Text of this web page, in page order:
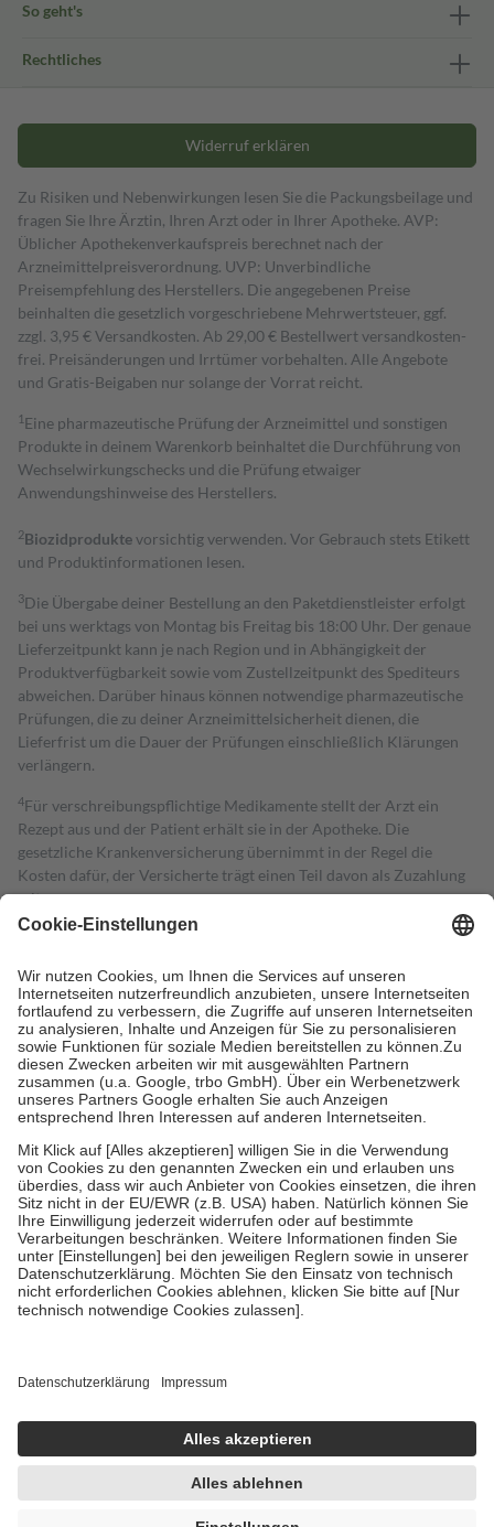
So geht's
Rechtliches
Widerruf erklären
Zu Risiken und Nebenwirkungen lesen Sie die Packungsbeilage und
fragen Sie Ihre Ärztin, Ihren Arzt oder in Ihrer Apotheke. AVP:
Üblicher Apothekenverkaufspreis berechnet nach der
Arzneimittelpreisverordnung. UVP: Unverbindliche
Preisempfehlung des Herstellers. Die angegebenen Preise
beinhalten die gesetzlich vorgeschriebene Mehrwertsteuer, ggf.
zzgl. 3,95 € Versandkosten. Ab 29,00 € Bestell­wert versand­kosten­
frei. Preisänderungen und Irrtümer vorbehalten. Alle Angebote
und Gratis-Beigaben nur solange der Vorrat reicht.
1 Eine pharmazeutische Prüfung der Arzneimittel und sonstigen
Produkte in deinem Warenkorb beinhaltet die Durchführung von
Wechselwirkungschecks und die Prüfung etwaiger
Anwendungshinweise des Herstellers.
2Biozidproduktevorsichtig verwenden. Vor Gebrauch stets Etikett
und Produktinformationen lesen.
3Die Übergabe deiner Bestellung an den Paketdienstleister erfolgt
bei uns werktags von Montag bis Freitag bis 18:00 Uhr. Der genaue
Lieferzeitpunkt kann je nach Region und in Abhängigkeit der
Produktverfügbarkeit sowie vom Zustellzeitpunkt des Spediteurs
abweichen. Darüber hinaus können notwendige pharmazeutische
Prüfungen, die zu deiner Arzneimittelsicherheit dienen, die
Lieferfrist um die Dauer der Prüfungen einschließlich Klärungen
verlängern.
4Für verschreibungspflichtige Medikamente stellt der Arzt ein
Rezept aus und der Patient erhält sie in der Apotheke. Die
gesetzliche Krankenversicherung übernimmt in der Regel die
Kosten dafür, der Versicherte trägt einen Teil davon als Zuzahlung
mit.
Grundsätzlich leisten Mitglieder Zuzahlungen in Höhe von zehn
höchstens zehn Euro.
Es sind jedoch nie mehr als die tatsächlichen
Kosten der Leistung zu entrichten.
Diese Regeln gelten grundsätzlich auch für Online-Apotheken.
Bei Heilmitteln und häuslicher Krankenpflege beträgt die
Zuzahlung zehn Prozent der Kosten sowie zehn Euro je
Verordnung.
Um das Engagement der Versicherten für ihre eigene Gesundheit zu
stärken und die besondere Stellung der Familie zu unterstützen,
fallenkeine Zuzahlungenan bei:
• Kindern und Jugendlichen bis zum vollendeten 18. Lebensjahr
mit Ausnahme der Fahrkosten
• Untersuchungen zur Vorsorge und Früherkennung, die von der
GKV getragen werden
• empfohlenen Schutzimpfungen
• Harn- und Blutteststreifen
getroffen, um sicherzustellen, dass es sich um echte Bewertungen
https://help.etrusted.com/hc/de/articles/4419944605341
Einige Bilder und Inhalte wurden unter Zuhilfenahme künstlicher